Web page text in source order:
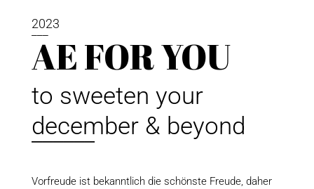
2023
___
AE FOR YOU
to sweeten your
december & beyond
______
Vorfreude ist bekanntlich die schönste Freude, daher